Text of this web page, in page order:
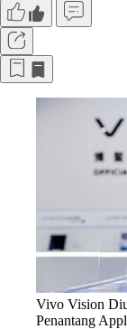
Vivo Vision
Penantang